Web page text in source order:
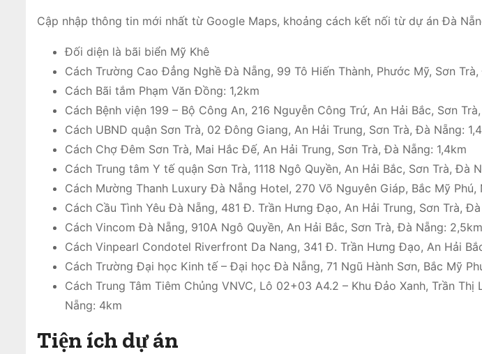
Cập nhập thông tin mới nhất từ Google Maps, khoảng cách kết nối từ dự án Đà
Đối diện là bãi biển Mỹ Khê
Cách Trường Cao Đẳng Nghề Đà Nẵng, 99 Tô Hiến Thành, Phước Mỹ, Sơn
Cách Bãi tắm Phạm Văn Đồng: 1,2km
Cách Bệnh viện 199 – Bộ Công An, 216 Nguyễn Công Trứ, An Hải Bắc, Sơn
Cách UBND quận Sơn Trà, 02 Đông Giang, An Hải Trung, Sơn Trà, Đà Nẵng:
Cách Chợ Đêm Sơn Trà, Mai Hắc Đế, An Hải Trung, Sơn Trà, Đà Nẵng: 1,4km
Cách Trung tâm Y tế quận Sơn Trà, 1118 Ngô Quyền, An Hải Bắc, Sơn Trà, Đà
Cách Mường Thanh Luxury Đà Nẵng Hotel, 270 Võ Nguyên Giáp, Bắc Mỹ Phú,
Cách Cầu Tình Yêu Đà Nẵng, 481 Đ. Trần Hưng Đạo, An Hải Trung, Sơn Trà, Đà
Cách Vincom Đà Nẵng, 910A Ngô Quyền, An Hải Bắc, Sơn Trà, Đà Nẵng: 2,5km
Cách Vinpearl Condotel Riverfront Da Nang, 341 Đ. Trần Hưng Đạo, An Hải
Cách Trường Đại học Kinh tế – Đại học Đà Nẵng, 71 Ngũ Hành Sơn, Bắc Mỹ
Cách Trung Tâm Tiêm Chủng VNVC, Lô 02+03 A4.2 – Khu Đảo Xanh, Trần Thị
Nẵng: 4km
Tiện ích dự án